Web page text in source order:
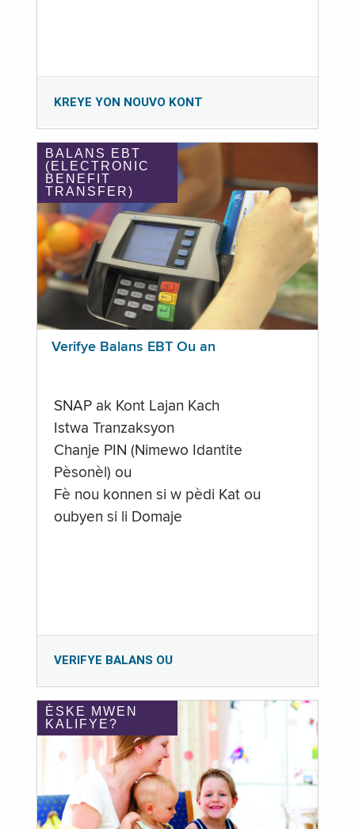
KREYE YON NOUVO KONT
BALANS EBT
(ELECTRONIC
BENEFIT
TRANSFER)
Verifye Balans EBT Ou an
SNAP ak Kont Lajan Kach
Istwa Tranzaksyon
Chanje PIN (Nimewo Idantite
Pèsonèl) ou
Fè nou konnen si w pèdi Kat ou
oubyen si li Domaje
VERIFYE BALANS OU
ÈSKE MWEN
KALIFYE?